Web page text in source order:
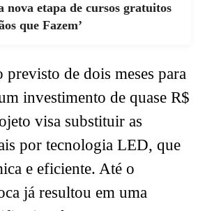
nova etapa de cursos gratuitos
que Fazem’
previsto de dois meses para
investimento de quase R$
visa substituir as
por tecnologia LED, que
e eficiente. Até o
já resultou em uma